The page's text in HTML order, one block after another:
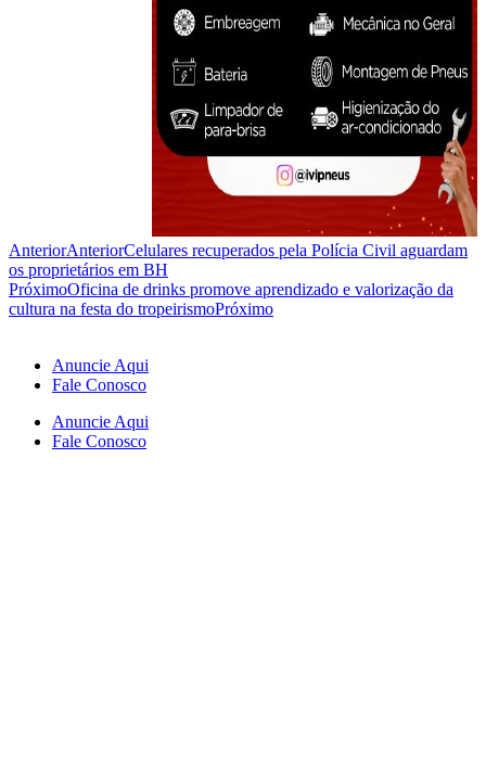
AnteriorAnteriorCelulares recuperados pela Polícia Civil aguardam
os proprietários em BH
PróximoOficina de drinks promove aprendizado e valorização da
cultura na festa do tropeirismoPróximo
Anuncie Aqui
Fale Conosco
Anuncie Aqui
Fale Conosco